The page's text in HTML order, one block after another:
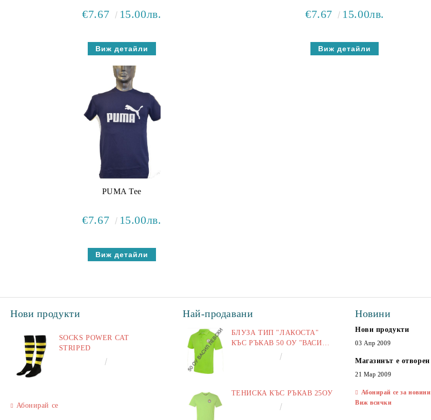
€7.67 15.00лв.
Виж детайли
€7.67 15.00лв.
Виж детайли
PUMA Tee
€7.67 15.00лв.
Виж детайли
Нови продукти
SOCKS POWER CAT
STRIPED
Абонирай се
Най-продавани
БЛУЗА ТИП "ЛАКОСТА"
КЪС РЪКАВ 50 ОУ "ВАСИЛ
ТЕНИСКА КЪС РЪКАВ 25ОУ
Новини
Нови продукти
03 Апр 2009
Магазинът е отворен
21 Мар 2009
Абонирай се за новини
Виж всички